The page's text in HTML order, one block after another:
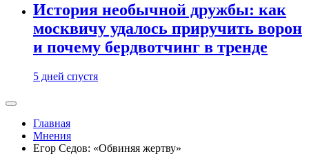
История необычной дружбы: как
москвичу удалось приручить ворон
и почему бердвотчинг в тренде
5 дней спустя
Главная
Мнения
Егор Седов: «Обвиняя жертву»